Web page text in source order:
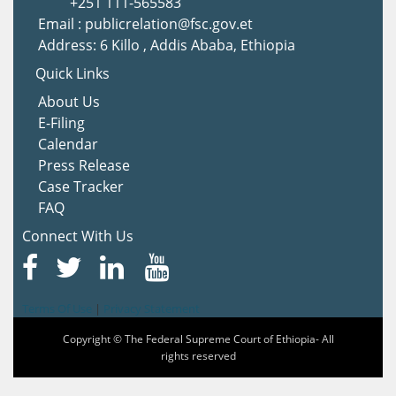
Email : publicrelation@fsc.gov.et
Address: 6 Killo , Addis Ababa, Ethiopia
Quick Links
About Us
E-Filing
Calendar
Press Release
Case Tracker
FAQ
Connect With Us
|
Copyright © The Federal Supreme Court of Ethiopia- All
rights reserved